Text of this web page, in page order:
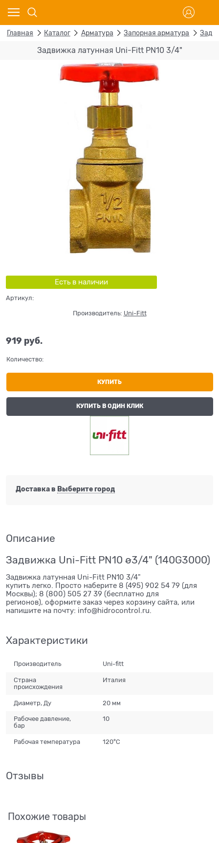
Главная Каталог Арматура Запорная арматура
Задвижка латунная Uni-Fitt PN10 3/4"
Есть в наличии
Артикул:
Производитель: Uni-Fitt
919 руб.
Количество:
КУПИТЬ
КУПИТЬ В ОДИН КЛИК
Доставка в Выберите город
Описание
Задвижка Uni-Fitt PN10 ø3/4" (140G3000)
Задвижка латунная Uni-Fitt PN10 3/4"
купить легко. Просто наберите 8 (495) 902 54 79 (для
Москвы); 8 (800) 505 27 39 (бесплатно для
регионов), оформите заказ через корзину сайта, или
напишите на почту: info@hidrocontrol.ru.
Характеристики
Производитель Uni-fitt
Страна
происхождения
Италия
Диаметр, Ду 20 мм
Рабочее давление,
бар
10
Рабочая температура 120°С
Отзывы
Похожие товары